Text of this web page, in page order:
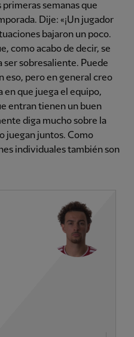
primeras semanas que
Dije: «¡Un jugador
bajaron un poco.
como acabo de decir, se
sobresaliente. Puede
eso, pero en general creo
en que juega el equipo,
entran tienen un buen
diga mucho sobre la
juegan juntos. Como
individuales también son